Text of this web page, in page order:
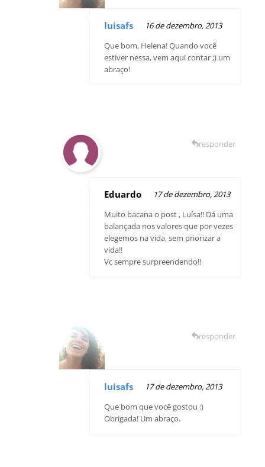
luisafs
16 de dezembro, 2013
Que bom, Helena! Quando você
estiver nessa, vem aqui contar ;) um
abraço!
Eduardo
17 de dezembro, 2013
Muito bacana o post , Luísa!! Dá uma
balançada nos valores que por vezes
elegemos na vida, sem priorizar a
vida!!
Vc sempre surpreendendo!!
responder
luisafs
17 de dezembro, 2013
Que bom que você gostou :)
Obrigada! Um abraço.
responder